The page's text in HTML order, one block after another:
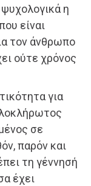
η
είναι
τον άνθρωπο
ούτε χρόνος
για
σε
παρόν και
τη γέννησή
έχει